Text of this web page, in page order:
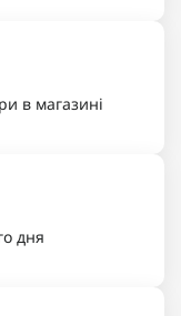
в магазині
дня